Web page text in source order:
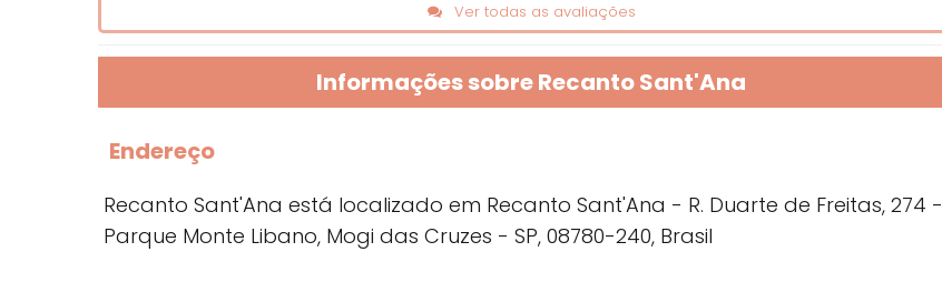
Ver todas as avaliações
Informações sobre Recanto Sant'Ana
Endereço
Recanto Sant'Ana está localizado em Recanto Sant'Ana - R. Duarte de Freitas, 274 -
Parque Monte Libano, Mogi das Cruzes - SP, 08780-240, Brasil